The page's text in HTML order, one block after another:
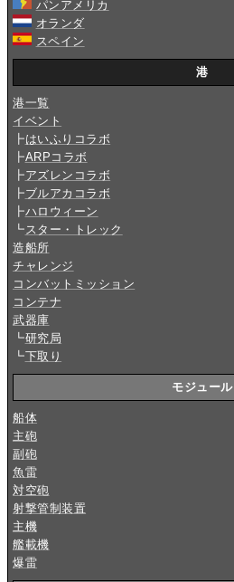
パンアメリカ
オランダ
スペイン
港
港一覧
イベント
┣はいふりコラボ
┣ARPコラボ
┣アズレンコラボ
┣ブルアカコラボ
┣ハロウィーン
┗スター・トレック
造船所
チャレンジ
コンバットミッション
コンテナ
武器庫
┗研究局
┗下取り
モジュール
船体
主砲
副砲
魚雷
対空砲
射撃管制装置
主機
艦載機
爆雷